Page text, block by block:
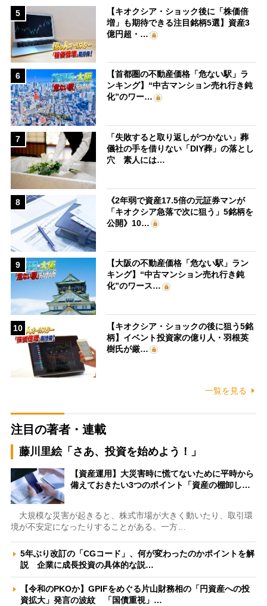
5
【キオクシア・ショック後に「株価倍
増」も期待できる注目銘柄5選】資産3
億円超・…
6
【首都圏の不動産価格「危ない駅」ラ
ンキング】“中古マンション売れ行き鈍
化”のワー…
7
「失敗すると取り返しがつかない」葬
儀社の手を借りない「DIY葬」の落とし
穴 素人には…
8
《2年弱で資産17.5倍の元証券マンが
「キオクシア急落で次に狙う」5銘柄を
公開》10…
9
【大阪の不動産価格「危ない駅」ラン
キング】“中古マンション売れ行き鈍
化”のワース…
10
【キオクシア・ショックの後に狙う5銘
柄】イベント投資家の億り人・羽根英
樹氏が厳…
一覧を見る
注目の著者・連載
藤川里絵「さあ、投資を始めよう！」
【資産運用】大災害時に慌てないために平時から
備えておきたい3つのポイント「資産の棚卸し…
大規模な災害が起きると、株式市場が大きく動いたり、取引環
境が不安定になったりすることがある。一方…
5年ぶり改訂の「CGコード」、何が変わったのかポイントを解
説 企業に成長投資の具体的な説…
【令和のPKOか】GPIFをめぐる片山財務相の「円資産への投
資拡大」発言の波紋 「国債重視」…